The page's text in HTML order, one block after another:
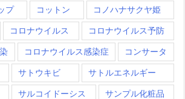
プ コットン コノハナサクヤ姫
コロナウイルス コロナウイルス予防
コロナウイルス感染症 コンサータ
サトウキビ サトルエネルギー
サルコイドーシス サンプル化粧品